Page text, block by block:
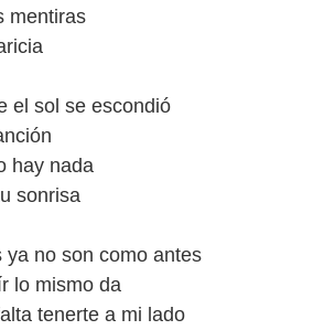
mentiras
el sol se escondió
hay nada
sonrisa
ya no son como antes
lo mismo da
tenerte a mi lado